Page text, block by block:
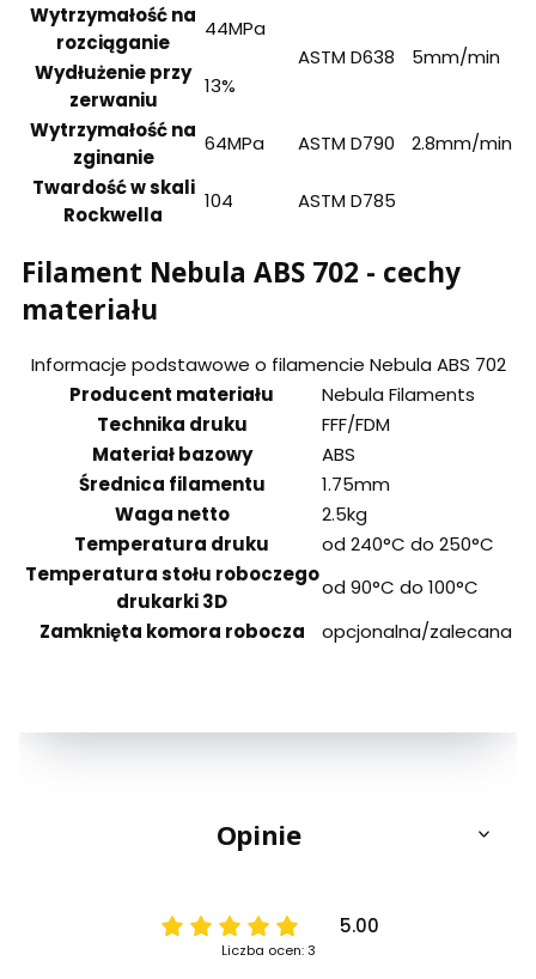
Wytrzymałość na
rozciąganie
44MPa
ASTM D638
5mm/min
Wydłużenie przy
zerwaniu
13%
Wytrzymałość na
zginanie
64MPa ASTM D790
2.8mm/min
Twardość w skali
Rockwella
104 ASTM D785
Filament Nebula ABS 702 - cechy
materiału
Informacje podstawowe o filamencie Nebula ABS 702
Producent materiału
Nebula Filaments
Technika druku
FFF/FDM
Materiał bazowy
ABS
Średnica filamentu
1.75mm
Waga netto
2.5kg
Temperatura druku
od 240°C do 250°C
Temperatura stołu roboczego
drukarki 3D
od 90°C do 100°C
Zamknięta komora robocza
opcjonalna/zalecana
Opinie
5.00
Liczba ocen: 3